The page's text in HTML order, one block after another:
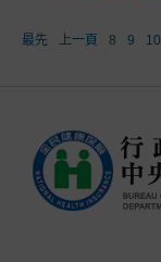
最先 上一頁 8 9 10